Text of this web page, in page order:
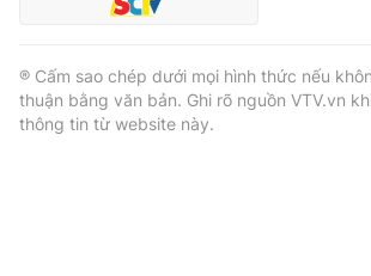
® Cấm sao chép dưới mọi hình thức nếu
thuận bằng văn bản. Ghi rõ nguồn VTV.vn
thông tin từ website này.